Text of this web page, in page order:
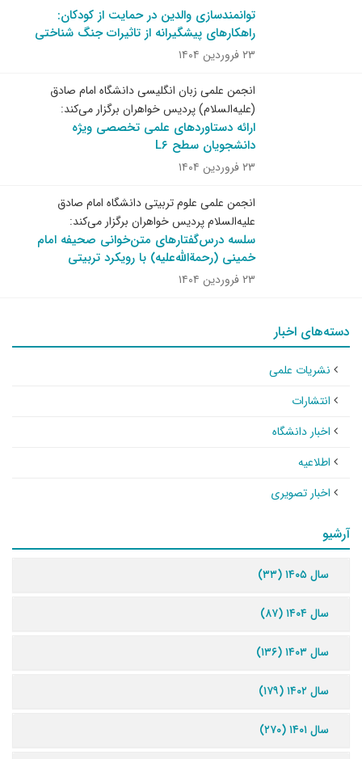
توانمندسازی والدین در حمایت از کودکان:
راهکارهای پیشگیرانه از تاثیرات جنگ شناختی
۲۳ فروردین ۱۴۰۴
انجمن علمی زبان انگلیسی دانشگاه امام صادق
(علیه‌السلام) پردیس خواهران برگزار می‌کند:
ارائه دستاوردهای علمی تخصصی ویژه
دانشجویان سطح L۶
۲۳ فروردین ۱۴۰۴
انجمن علمی علوم تربیتی دانشگاه امام صادق
علیه‌السلام پردیس خواهران برگزار می‌کند:
سلسه درس‌گفتارهای متن‌خوانى صحیفه امام
خمینی (رحمةالله‌علیه) با رویکرد تربیتی
۲۳ فروردین ۱۴۰۴
دسته‌های اخبار
نشریات علمی
انتشارات
اخبار دانشگاه
اطلاعیه
اخبار تصویری
آرشیو
سال ۱۴۰۵ (۳۳)
سال ۱۴۰۴ (۸۷)
سال ۱۴۰۳ (۱۳۶)
سال ۱۴۰۲ (۱۷۹)
سال ۱۴۰۱ (۲۷۰)